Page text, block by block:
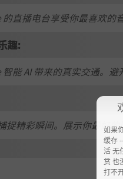
的直播电台享受你最喜欢的
趣:
智能 AI 带来的真实交通。
捉精彩瞬间。展示你最好如果
缓存
活 无
赏 也
打不